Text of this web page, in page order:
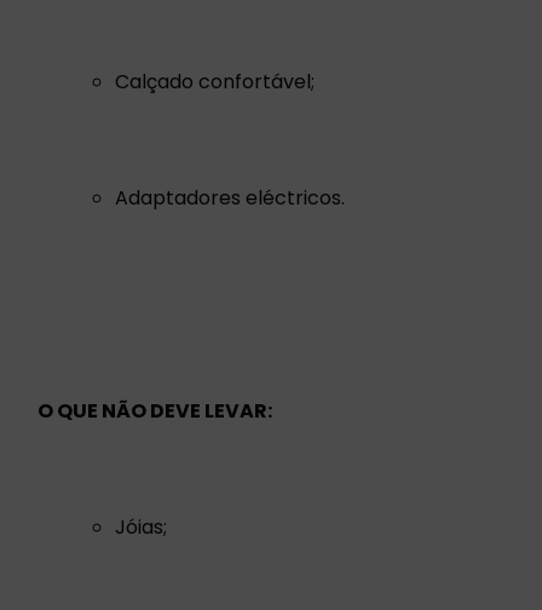
Calçado confortável;
Adaptadores eléctricos.
O QUE NÃO DEVE LEVAR:
Jóias;